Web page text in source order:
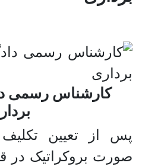
کارشناس رسمی
پس از تعیین
صورت بروکراتیک در